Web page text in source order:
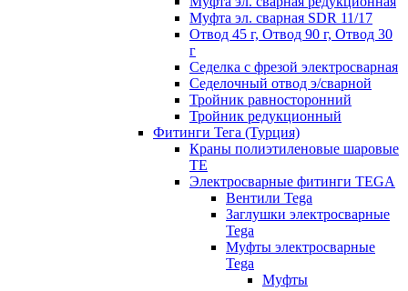
Муфта эл. сварная SDR 11/17
Отвод 45 г, Отвод 90 г, Отвод 30
г
Седелка с фрезой электросварная
Седелочный отвод э/сварной
Тройник равносторонний
Тройник редукционный
Фитинги Тега (Турция)
Краны полиэтиленовые шаровые
TE
Электросварные фитинги TEGA
Вентили Tega
Заглушки электросварные
Tega
Муфты электросварные
Tega
Муфты